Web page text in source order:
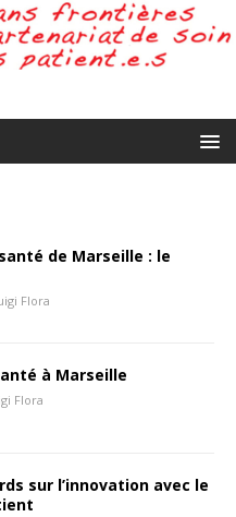
de Marseille : le
Flora
à Marseille
Flora
sur l’innovation avec le